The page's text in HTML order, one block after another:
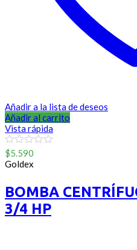
Añadir a la lista de deseos
Añadir al carrito
Vista rápida
0
out
of
$5.590
Goldex
BOMBA
3/4 HP